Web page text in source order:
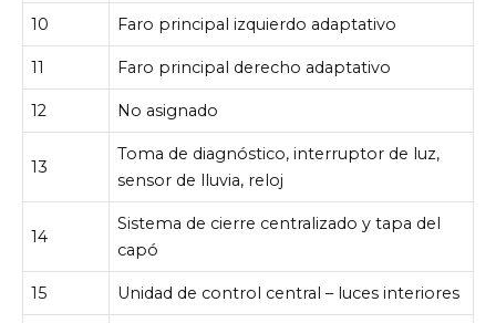
10 Faro principal izquierdo adaptativo
11 Faro principal derecho adaptativo
12 No asignado
13
Toma de diagnóstico, interruptor de luz,
sensor de lluvia, reloj
14
Sistema de cierre centralizado y tapa del
capó
15 Unidad de control central – luces interiores